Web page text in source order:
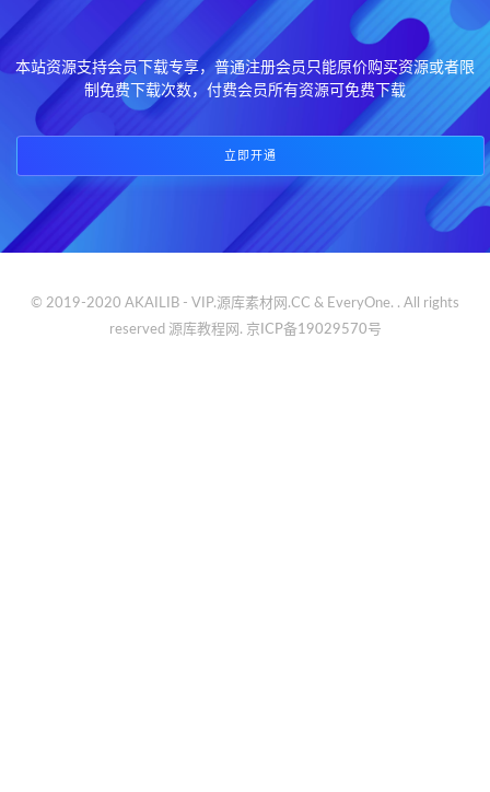
本站资源支持会员下载专享，普通注册会员只能原价购买资源或者限
制免费下载次数，付费会员所有资源可免费下载
立即开通
© 2019-2020 AKAILIB - VIP.源库素材网.CC & EveryOne. . All rights
reserved 源库教程网. 京ICP备19029570号